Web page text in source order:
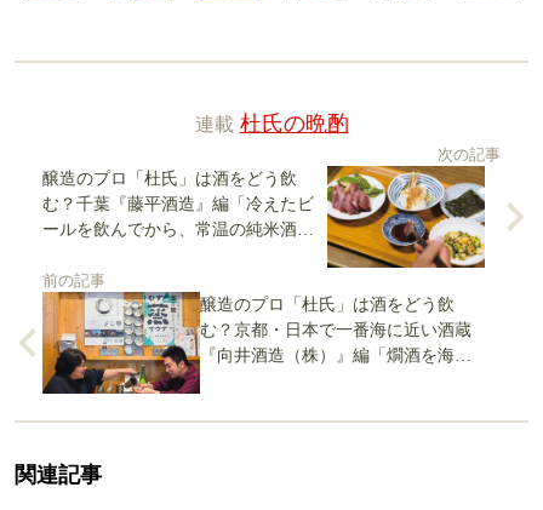
連載 杜氏の晩酌
次の記事
醸造のプロ「杜氏」は酒をどう飲
む？千葉『藤平酒造』編「冷えたビ
ールを飲んでから、常温の純米酒を
前の記事
醸造のプロ「杜氏」は酒をどう飲
む？京都・日本で一番海に近い酒蔵
『向井酒造（株）』編「燗酒を海の
関連記事